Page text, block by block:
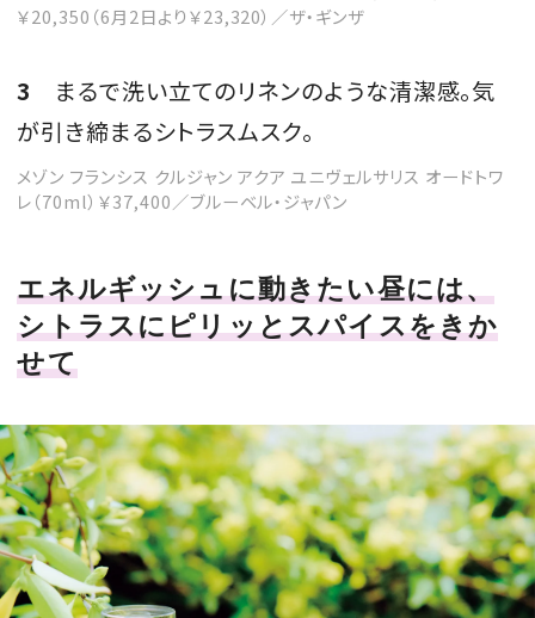
￥20,350（6月2日より￥23,320）／ザ・ギンザ
3 まるで洗い立てのリネンのような清潔感。気
が引き締まるシトラスムスク。
メゾン フランシス クルジャン アクア ユニヴェルサリス オードトワ
レ（70ml）￥37,400／ブルーベル・ジャパン
エネルギッシュに動きたい昼には、
シトラスにピリッとスパイスをきか
せて